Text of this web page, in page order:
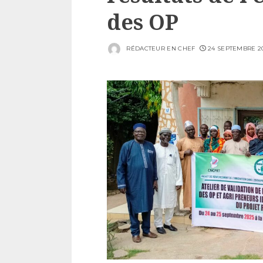
des OP
RÉDACTEUR EN CHEF 24 SEPTEMBRE